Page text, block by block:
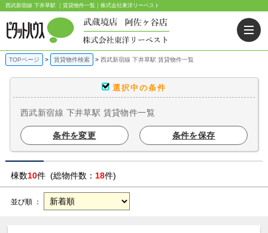
西武新宿線 下井草駅 ｜賃貸物件一覧｜株式会社東洋リーベスト
TOPページ 賃貸物件検索 西武新宿線 下井草駅 賃貸物件一覧
選択中の条件
西武新宿線 下井草駅 賃貸物件一覧
条件を変更 条件を保存
棟数10件 (総物件数： 18件)
並び順 ：